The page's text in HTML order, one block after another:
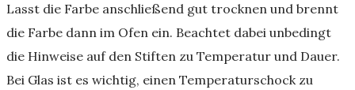
Lasst die Farbe anschließend gut trocknen und brennt
die Farbe dann im Ofen ein. Beachtet dabei unbedingt
die Hinweise auf den Stiften zu Temperatur und Dauer.
Bei Glas ist es wichtig, einen Temperaturschock zu